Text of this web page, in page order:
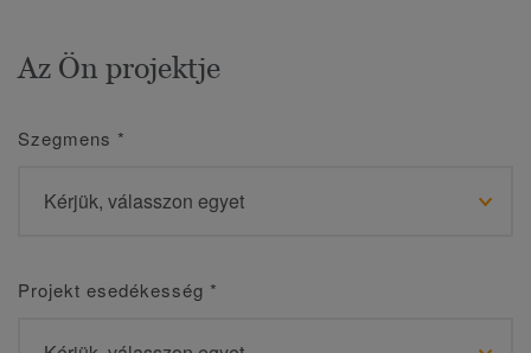
Az Ön projektje
Szegmens *
Projekt esedékesség *